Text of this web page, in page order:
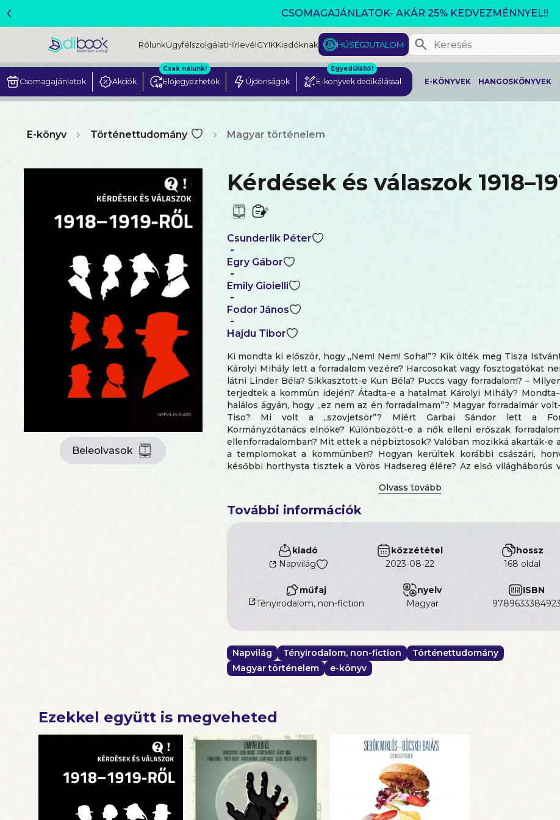
CSOMAGAJÁNLATOK- AKÁR 25% KEDVEZMÉNNYEL!!
‹
RólunkÜgyfélszolgálatHírlevélGYIKKiadóknak HŰSÉGJUTALOM
Csomagajánlatok Akciók Előjegyezhetők
Csak nálunk!
Újdonságok E-könyvek dedikálással
Egyedülálló!
E-KÖNYVEK HANGOSKÖNYVEK
E-könyv Történettudomány Magyar történelem
Beleolvasok
Kérdések és válaszok
Csunderlik Péter
-
Egry Gábor
-
Emily Gioielli
-
Fodor János
-
Hajdu Tibor
Ki mondta ki először, hogy „Nem! Nem! Soha!”? Kik ölték meg Tisza
Károlyi Mihály lett a forradalom vezére? Harcosokat vagy fosztogatókat
látni Linder Béla? Sikkasztott-e Kun Béla? Puccs vagy forradalom? –
terjedtek a kommün idején? Átadta-e a hatalmat Károlyi Mihály?
halálos ágyán, hogy „ez nem az én forradalmam”? Magyar forradalmár
Tiso? Mi volt a „szovjetsör”? Miért Garbai Sándor lett a
Kormányzótanács elnöke? Különbözött-e a nők elleni erőszak
ellenforradalomban? Mit ettek a népbiztosok? Valóban mozikká akarták-e
a templomokat a kommünben? Hogyan kerültek korábbi császári,
későbbi horthysta tisztek a Vörös Hadsereg élére? Az első világháborús
elsöpörte 1918 őszén a régi, díszmagyarba öltözött politikai elitet: egy
lett „vörös gróf” mellett kopott zakós baloldali újságírók,
szakszervezeti vezetők kerültek az ország élére. Feladatuk talán
mint bárkinek addig a magyar történelemben, és a válaszkísérleteik is
népbiztosainak tevékenysége máig heves indulatokat vált ki a
közvéleményben. A kötetet jegyző történészek „harag és részrehajlás
teszik pontosabbá ismereteinket és megfelelő helyenként cáfolják a
tévhiteket.
További információk
kiadó
Napvilág
közzététel
2023-08-22
hossz
168 oldal
műfaj
Tényirodalom, non-fiction
nyelv
magyar
ISBN
9789633384923
Napvilág Tényirodalom, non-fiction
Történettudomány
Magyar történelem
e-könyv
Ezekkel együtt is megveheted